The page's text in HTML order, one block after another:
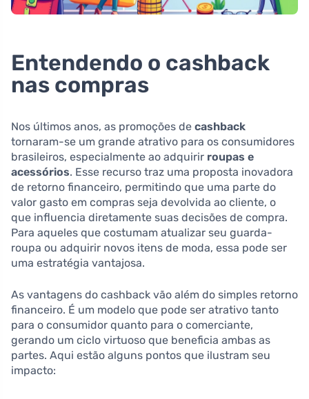
Entendendo o cashback
nas compras
Nos últimos anos, as promoções de cashback
tornaram-se um grande atrativo para os consumidores
brasileiros, especialmente ao adquirir roupas e
acessórios. Esse recurso traz uma proposta inovadora
de retorno financeiro, permitindo que uma parte do
valor gasto em compras seja devolvida ao cliente, o
que influencia diretamente suas decisões de compra.
Para aqueles que costumam atualizar seu guarda-
roupa ou adquirir novos itens de moda, essa pode ser
uma estratégia vantajosa.
As vantagens do cashback vão além do simples retorno
financeiro. É um modelo que pode ser atrativo tanto
para o consumidor quanto para o comerciante,
gerando um ciclo virtuoso que beneficia ambas as
partes. Aqui estão alguns pontos que ilustram seu
impacto: